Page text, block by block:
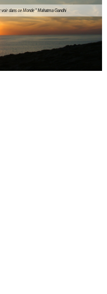
dans ce Monde " Mahatma Gandhi